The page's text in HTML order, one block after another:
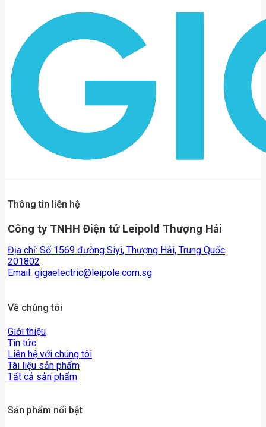
Thông tin liên hệ
Công ty TNHH Điện tử Leipold Thượng Hải
Địa chỉ: Số 1569 đường Siyi, Thượng Hải, Trung Quốc
201802
Email: gigaelectric@leipole.com.sg
Về chúng tôi
Giới thiệu
Tin tức
Liên hệ với chúng tôi
Tài liệu sản phẩm
Tất cả sản phẩm
Sản phẩm nổi bật